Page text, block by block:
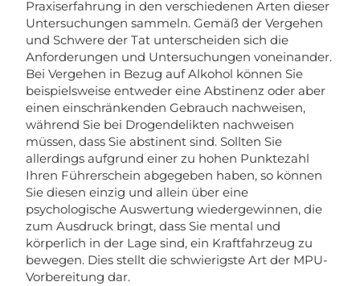
Praxiserfahrung in den verschiedenen Arten dieser
Untersuchungen sammeln. Gemäß der Vergehen
und Schwere der Tat unterscheiden sich die
Anforderungen und Untersuchungen voneinander.
Bei Vergehen in Bezug auf Alkohol können Sie
beispielsweise entweder eine Abstinenz oder aber
einen einschränkenden Gebrauch nachweisen,
während Sie bei Drogendelikten nachweisen
müssen, dass Sie abstinent sind. Sollten Sie
allerdings aufgrund einer zu hohen Punktezahl
Ihren Führerschein abgegeben haben, so können
Sie diesen einzig und allein über eine
psychologische Auswertung wiedergewinnen, die
zum Ausdruck bringt, dass Sie mental und
körperlich in der Lage sind, ein Kraftfahrzeug zu
bewegen. Dies stellt die schwierigste Art der MPU-
Vorbereitung dar.